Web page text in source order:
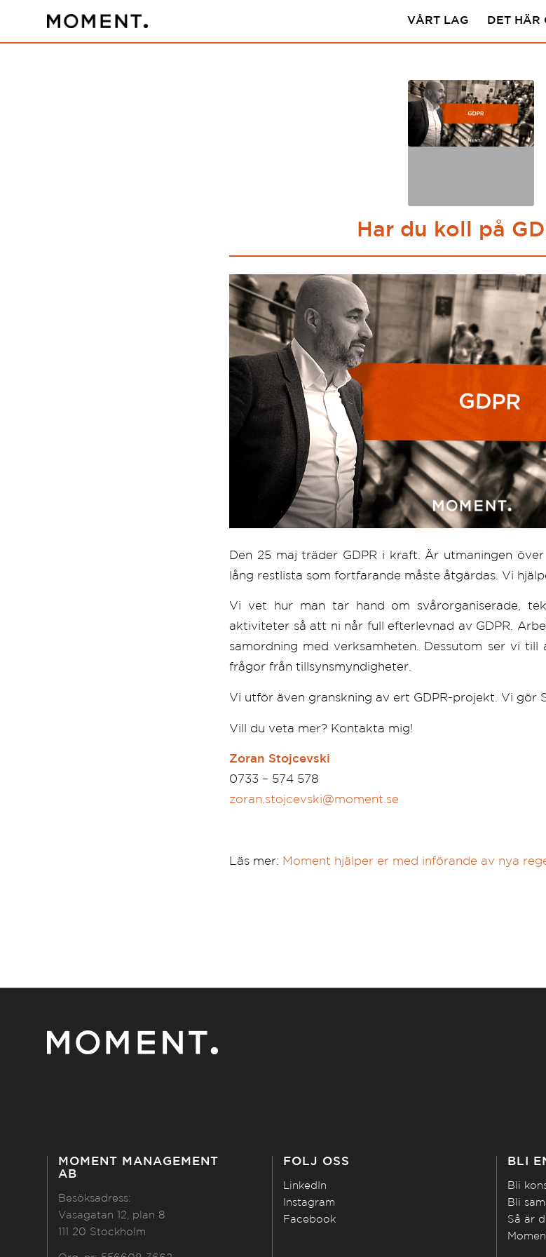
VÅRT LAG DET HÄR
Har du koll på
Den 25 maj träder GDPR i kraft. Är utmaningen
lång restlista som fortfarande måste åtgärdas. Vi
Vi vet hur man tar hand om svårorganiserade,
aktiviteter så att ni når full efterlevnad av GDPR.
samordning med verksamheten. Dessutom ser vi
frågor från tillsynsmyndigheter.
Vi utför även granskning av ert GDPR-projekt. Vi gör
Vill du veta mer? Kontakta mig!
Zoran Stojcevski
0733 – 574 578
zoran.stojcevski@moment.se
Läs mer: Moment hjälper er med införande av nya
MOMENT MANAGEMENT
AB
Besöksadress:
Vasagatan 12, plan 8
111 20 Stockholm
FÖLJ OSS
LinkedIn
Instagram
Facebook
BLI
Bli
Bli
Så är